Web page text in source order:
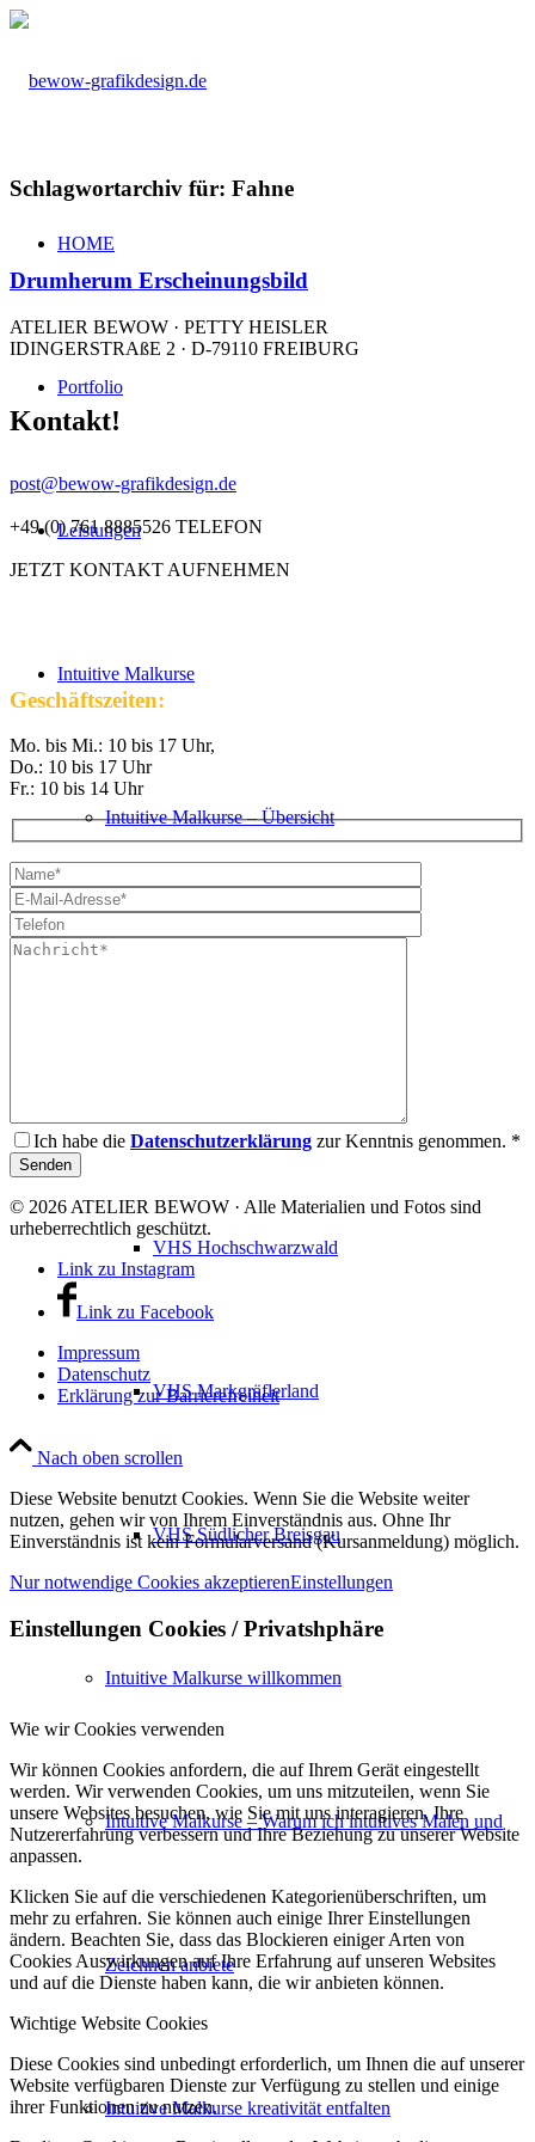
HOME
Portfolio
Leistungen
Intuitive Malkurse
Intuitive Malkurse – Übersicht
VHS Hochschwarzwald
VHS Markgräflerland
VHS Südlicher Breisgau
Intuitive Malkurse willkommen
Intuitive Malkurse – Warum ich intuitives Malen und
Zeichnen anbiete
Intuitive Malkurse kreativität entfalten
Schlagwortarchiv für: Fahne
Drumherum Erscheinungsbild
ATELIER BEWOW · PETTY HEISLER
IDINGERSTRAßE 2 · D-79110 FREIBURG
Kontakt!
post@bewow-grafikdesign.de
+49 (0) 761 8885526 TELEFON
JETZT KONTAKT AUFNEHMEN
Geschäftszeiten:
Mo. bis Mi.: 10 bis 17 Uhr,
Do.: 10 bis 17 Uhr
Fr.: 10 bis 14 Uhr
Ich habe die Datenschutzerklärung zur Kenntnis genommen. *
© 2026 ATELIER BEWOW · Alle Materialien und Fotos sind
urheberrechtlich geschützt.
Link zu Instagram
Link zu Facebook
Impressum
Datenschutz
Erklärung zur Barrierefreiheit
Nach oben scrollen
Diese Website benutzt Cookies. Wenn Sie die Website weiter
nutzen, gehen wir von Ihrem Einverständnis aus. Ohne Ihr
Einverständnis ist kein Formularversand (Kursanmeldung) möglich.
Nur notwendige Cookies akzeptierenEinstellungen
Einstellungen Cookies / Privatshphäre
Wie wir Cookies verwenden
Wir können Cookies anfordern, die auf Ihrem Gerät eingestellt
werden. Wir verwenden Cookies, um uns mitzuteilen, wenn Sie
unsere Websites besuchen, wie Sie mit uns interagieren, Ihre
Nutzererfahrung verbessern und Ihre Beziehung zu unserer Website
anpassen.
Klicken Sie auf die verschiedenen Kategorienüberschriften, um
mehr zu erfahren. Sie können auch einige Ihrer Einstellungen
ändern. Beachten Sie, dass das Blockieren einiger Arten von
Cookies Auswirkungen auf Ihre Erfahrung auf unseren Websites
und auf die Dienste haben kann, die wir anbieten können.
Wichtige Website Cookies
Diese Cookies sind unbedingt erforderlich, um Ihnen die auf unserer
Website verfügbaren Dienste zur Verfügung zu stellen und einige
ihrer Funktionen zu nutzen.